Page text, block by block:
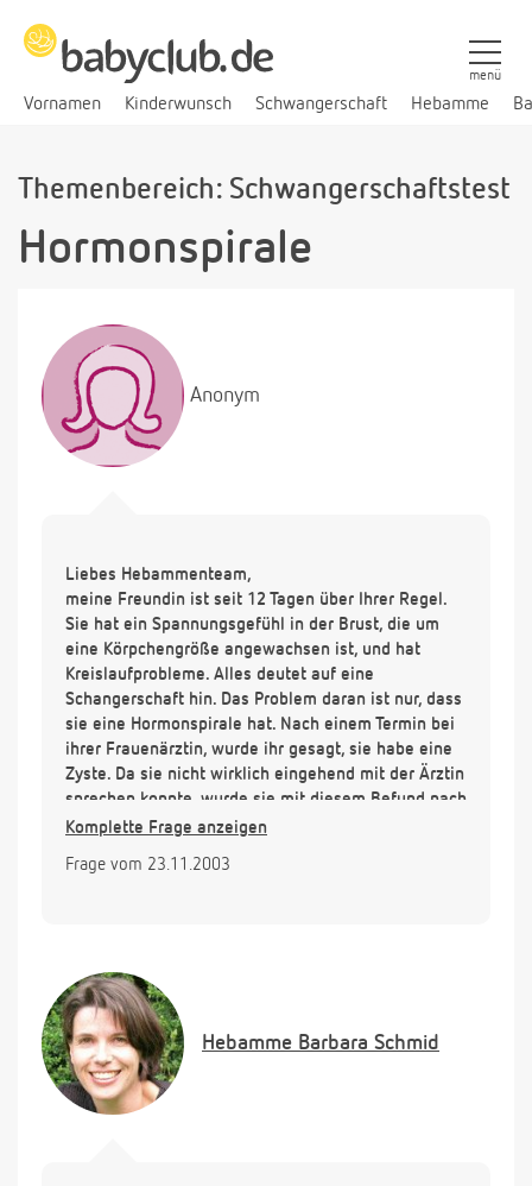
Vornamen Kinderwunsch Schwangerschaft Hebamme
menü
Themenbereich: Schwangerschaftstest
Hormonspirale
Anonym
Liebes Hebammenteam,
meine Freundin ist seit 12 Tagen über Ihrer Regel.
Sie hat ein Spannungsgefühl in der Brust, die um
eine Körpchengröße angewachsen ist, und hat
Kreislaufprobleme. Alles deutet auf eine
Schangerschaft hin. Das Problem daran ist nur, dass
sie eine Hormonspirale hat. Nach einem Termin bei
ihrer Frauenärztin, wurde ihr gesagt, sie habe eine
Zyste. Da sie nicht wirklich eingehend mit der Ärztin
sprechen konnte, wurde sie mit diesem Befund nach
Hause geschickt. Ist es möglich, dass eine Zyste
Dank für Ihre HIlfe.
Komplette Frage anzeigen
Frage vom 23.11.2003
Hebamme Barbara Schmid